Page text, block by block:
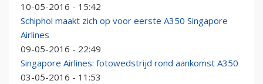
10-05-2016 - 15:42
Schiphol maakt zich op voor eerste A350 Singapore
Airlines
09-05-2016 - 22:49
Singapore Airlines: fotowedstrijd rond aankomst A350
03-05-2016 - 11:53